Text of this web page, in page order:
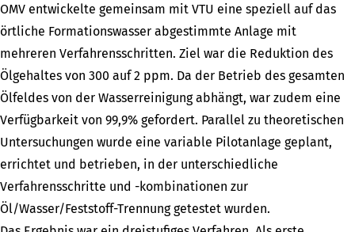
OMV entwickelte gemeinsam mit VTU eine speziell auf das
örtliche Formationswasser abgestimmte Anlage mit
mehreren Verfahrensschritten. Ziel war die Reduktion des
Ölgehaltes von 300 auf 2 ppm. Da der Betrieb des gesamten
Ölfeldes von der Wasserreinigung abhängt, war zudem eine
Verfügbarkeit von 99,9% gefordert. Parallel zu theoretischen
Untersuchungen wurde eine variable Pilotanlage geplant,
errichtet und betrieben, in der unterschiedliche
Verfahrensschritte und -kombinationen zur
Öl/Wasser/Feststoff-Trennung getestet wurden.